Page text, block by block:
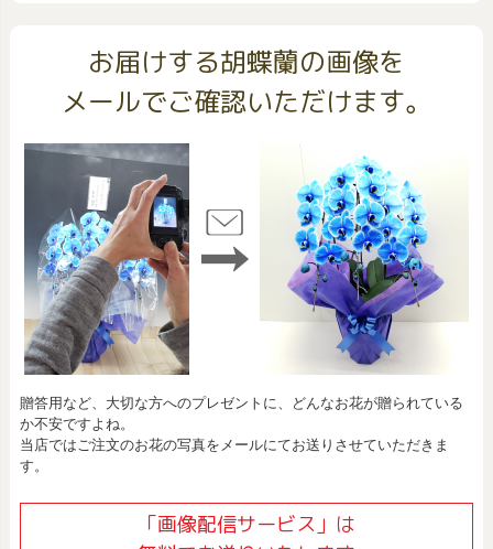
お届けする胡蝶蘭の画像を
メールでご確認いただけます。
贈答用など、大切な方へのプレゼントに、どんなお花が贈られている
か不安ですよね。
当店ではご注文のお花の写真をメールにてお送りさせていただきま
す。
「画像配信サービス」は